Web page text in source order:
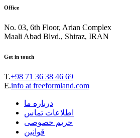
Office
No. 03, 6th Floor, Arian Complex
Maali Abad Blvd., Shiraz, IRAN
Get in touch
T.+98 71 36 38 46 69
E.info at freeformland.com
درباره ما
اطلاعات تماس
حریم خصوصی
قوانین